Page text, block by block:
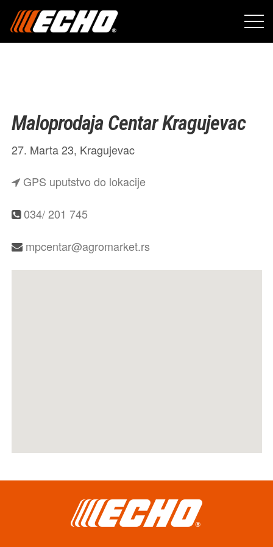
Maloprodaja Centar Kragujevac
27. Marta 23, Kragujevac
GPS uputstvo do lokacije
034/ 201 745
mpcentar@agromarket.rs